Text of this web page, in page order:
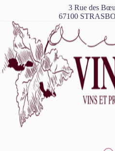
3 Rue des
67100